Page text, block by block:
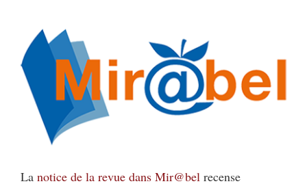
La notice de la revue dans Mir@bel recense